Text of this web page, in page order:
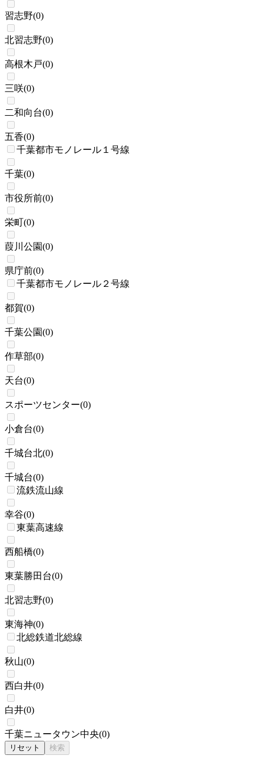
習志野(0)
北習志野(0)
高根木戸(0)
三咲(0)
二和向台(0)
五香(0)
千葉都市モノレール１号線
千葉(0)
市役所前(0)
栄町(0)
葭川公園(0)
県庁前(0)
千葉都市モノレール２号線
都賀(0)
千葉公園(0)
作草部(0)
天台(0)
スポーツセンター(0)
小倉台(0)
千城台北(0)
千城台(0)
流鉄流山線
幸谷(0)
東葉高速線
西船橋(0)
東葉勝田台(0)
北習志野(0)
東海神(0)
北総鉄道北総線
秋山(0)
西白井(0)
白井(0)
千葉ニュータウン中央(0)
リセット 検索